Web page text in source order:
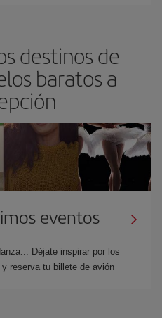
destinos de
baratos a
eventos
Déjate inspirar por los
reserva tu billete de avión